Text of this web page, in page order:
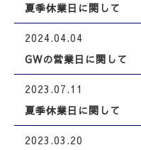
夏季休業日に関して
2024.04.04
GWの営業日に関して
2023.07.11
夏季休業日に関して
2023.03.20